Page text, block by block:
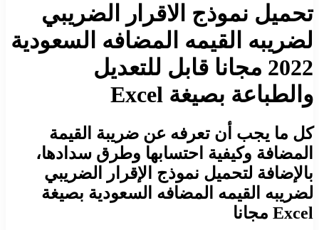
تحميل نموذج الاقرار الضريبي
لضريبه القيمه المضافه السعودية
2022 مجانا قابل للتعديل
والطباعة بصيغة Excel
كل ما يجب أن تعرفه عن ضريبة القيمة
المضافة وكيفية احتسابها وطرق سدادها،
بالإضافة لتحميل نموذج الإقرار الضريبي
لضريبه القيمه المضافه السعودية بصيغة
Excel مجانا